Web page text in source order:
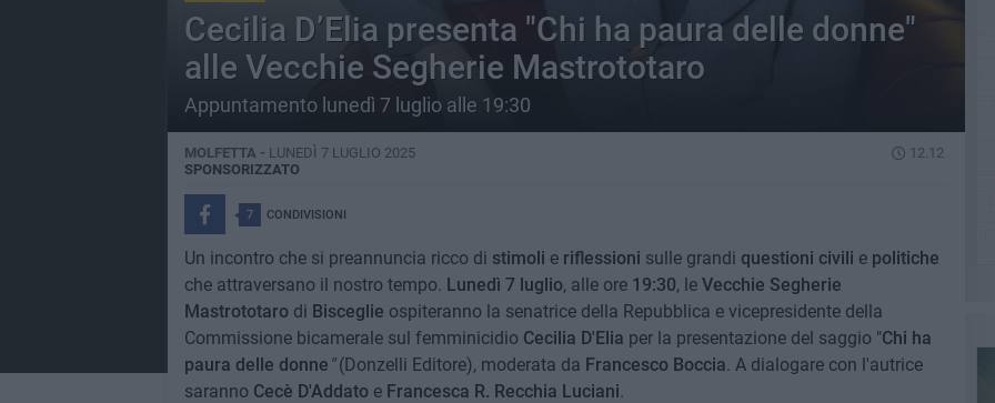
Cecilia D’Elia presenta "Chi ha paura delle donne"
alle Vecchie Segherie Mastrototaro
Appuntamento lunedì 7 luglio alle 19:30
MOLFETTA - LUNEDÌ 7 LUGLIO 2025
12.12
SPONSORIZZATO
7 CONDIVISIONI
Un incontro che si preannuncia ricco di stimoli e riflessioni sulle grandi questioni civili e politiche
che attraversano il nostro tempo. Lunedì 7 luglio, alle ore19:30, leVecchie Segherie
Mastrototarodi Bisceglie ospiteranno la senatrice della Repubblica e vicepresidente della
Commissione bicamerale sul femminicidio Cecilia D'Elia per la presentazione del saggio "Chi ha
paura delle donne "(Donzelli Editore), moderata da Francesco Boccia. A dialogare con l'autrice
saranno Cecè D'Addato eFrancesca R. Recchia Luciani.